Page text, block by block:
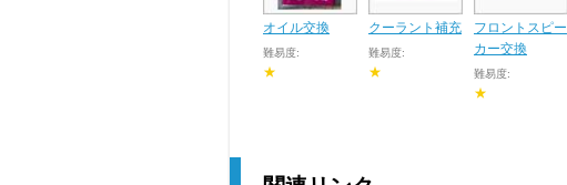
オイル交換
難易度:
★
クーラント補充
難易度:
★
フロントスピー
カー交換
難易度:
★